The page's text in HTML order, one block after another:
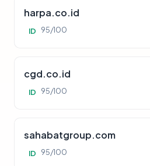
harpa.co.id
ID 95/100
cgd.co.id
ID 95/100
sahabatgroup.com
ID 95/100